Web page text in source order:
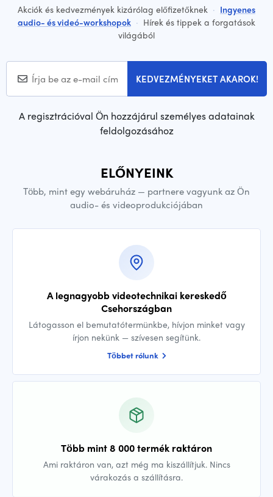
Akciók és kedvezmények kizárólag előfizetőknek · Ingyenes
audio- és videó-workshopok · Hírek és tippek a forgatások
világából
KEDVEZMÉNYEKET AKAROK!
A regisztrációval Ön hozzájárul személyes adatainak
feldolgozásához
ELŐNYEINK
Több, mint egy webáruház — partnere vagyunk az Ön
audio- és videoprodukciójában
A legnagyobb videotechnikai kereskedő
Csehországban
Látogasson el bemutatótermünkbe, hívjon minket vagy
írjon nekünk — szívesen segítünk.
Többet rólunk
Több mint 8 000 termék raktáron
Ami raktáron van, azt még ma kiszállítjuk. Nincs
várakozás a szállításra.